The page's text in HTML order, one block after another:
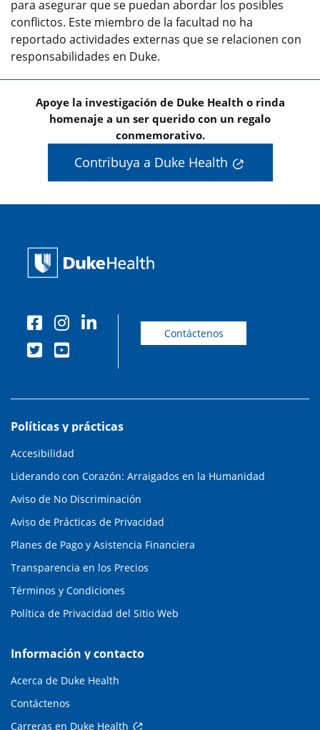
para asegurar que se puedan abordar los posibles
conflictos. Este miembro de la facultad no ha
reportado actividades externas que se relacionen con
responsabilidades en Duke.
Apoye la investigación de Duke Health o rinda
homenaje a un ser querido con un regalo
conmemorativo.
Contribuya a Duke Health
Contáctenos
Políticas y prácticas
Accesibilidad
Liderando con Corazón: Arraigados en la Humanidad
Aviso de No Discriminación
Aviso de Prácticas de Privacidad
Planes de Pago y Asistencia Financiera
Transparencia en los Precios
Términos y Condiciones
Política de Privacidad del Sitio Web
Información y contacto
Acerca de Duke Health
Contáctenos
Carreras en Duke Health